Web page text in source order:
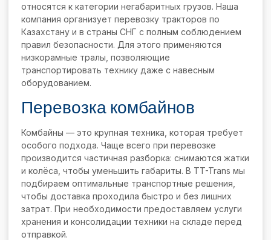
относятся к категории негабаритных грузов. Наша
компания организует перевозку тракторов по
Казахстану и в страны СНГ с полным соблюдением
правил безопасности. Для этого применяются
низкорамные тралы, позволяющие
транспортировать технику даже с навесным
оборудованием.
Перевозка комбайнов
Комбайны — это крупная техника, которая требует
особого подхода. Чаще всего при перевозке
производится частичная разборка: снимаются жатки
и колёса, чтобы уменьшить габариты. В TT-Trans мы
подбираем оптимальные транспортные решения,
чтобы доставка проходила быстро и без лишних
затрат. При необходимости предоставляем услуги
хранения и консолидации техники на складе перед
отправкой.